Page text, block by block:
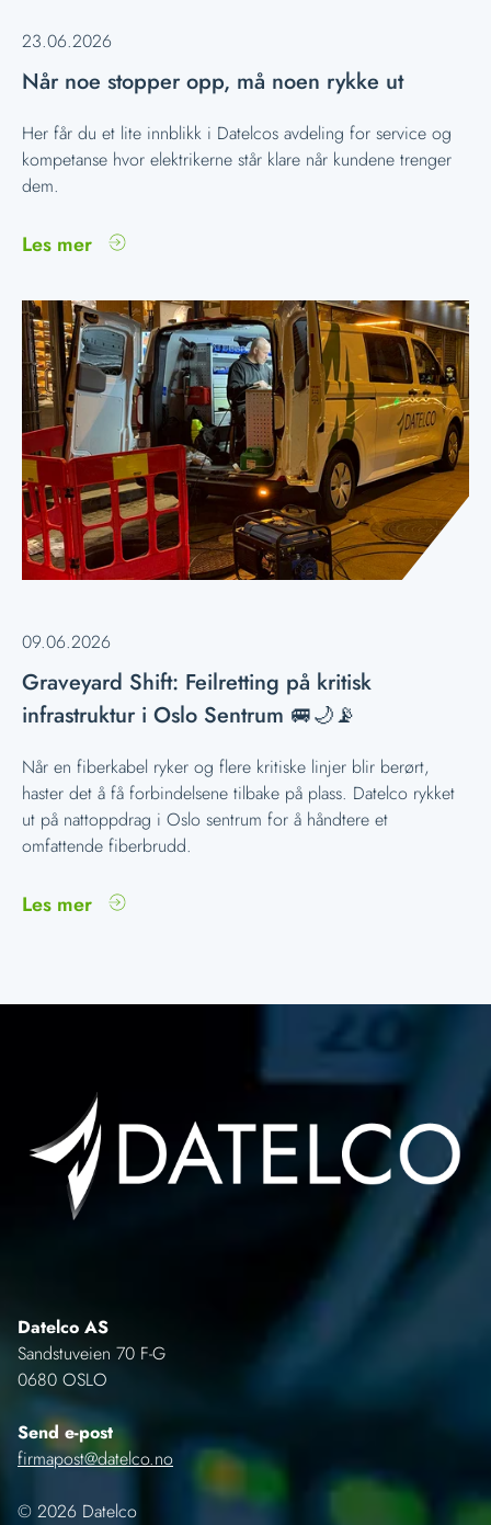
23.06.2026
Når noe stopper opp, må noen rykke ut
Her får du et lite innblikk i Datelcos avdeling for service og
kompetanse hvor elektrikerne står klare når kundene trenger
dem.
Les mer
09.06.2026
Graveyard Shift: Feilretting på kritisk
infrastruktur i Oslo Sentrum 🚐🌙📡
Når en fiberkabel ryker og flere kritiske linjer blir berørt,
haster det å få forbindelsene tilbake på plass. Datelco rykket
ut på nattoppdrag i Oslo sentrum for å håndtere et
omfattende fiberbrudd.
Les mer
Datelco AS
Sandstuveien 70 F-G
0680 OSLO
Send e-post
firmapost@datelco.no
© 2026 Datelco